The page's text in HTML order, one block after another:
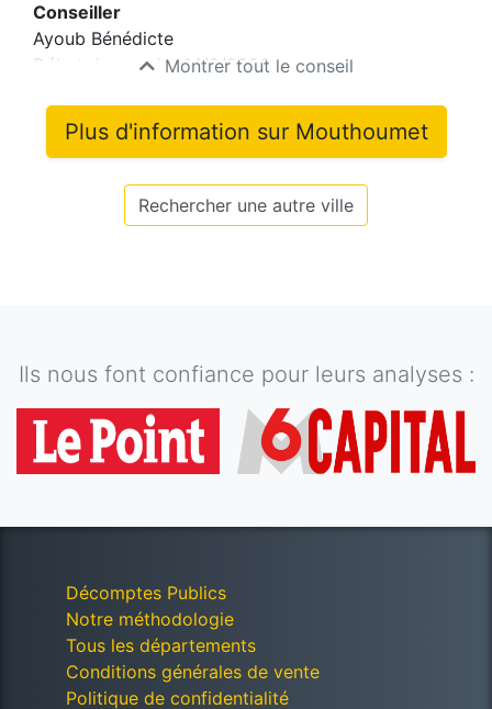
Conseiller
Ayoub Bénédicte
Début du mandat14/2/2026
Montrer tout le conseil
Plus d'information sur Mouthoumet
Rechercher une autre ville
Ils nous font confiance pour leurs analyses :
Décomptes Publics
Notre méthodologie
Tous les départements
Conditions générales de vente
Politique de confidentialité